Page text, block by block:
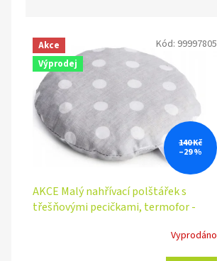
pp
Akce
Výprodej
140 Kč
–29 %
AKCE Malý nahřívací polštářek s
třešňovými pecičkami, termofor -
Vyprodáno
Kód: 99997805